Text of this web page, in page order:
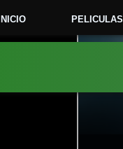
INICIO PELICULAS